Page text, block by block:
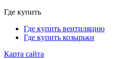
Где купить
Где купить вентиляцию
Где купить козырьки
Карта сайта